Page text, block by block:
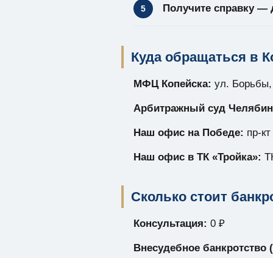
Получите справку—
Куда обращаться в
МФЦ Копейска: ул.
Арбитражный суд
Наш офис на Победе: пр-
Наш офис в ТК «Тройка»:
Сколько стоит
Консультация: 0 ₽
Внесудебное